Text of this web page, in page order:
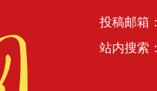
投稿邮箱：
站内搜索：